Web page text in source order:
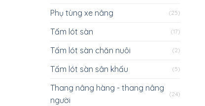
Phụ tùng xe nâng (25)
Tấm lót sàn (17)
Tấm lót sàn chăn nuôi (2)
Tấm lót sàn sân khấu (5)
Thang nâng hàng - thang nâng
người
(24)